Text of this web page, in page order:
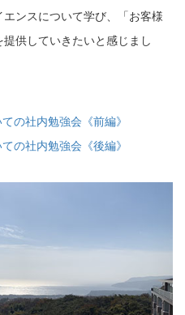
ンスについて学び、「お客様
供していきたいと感じまし
の社内勉強会《前編》
の社内勉強会《後編》